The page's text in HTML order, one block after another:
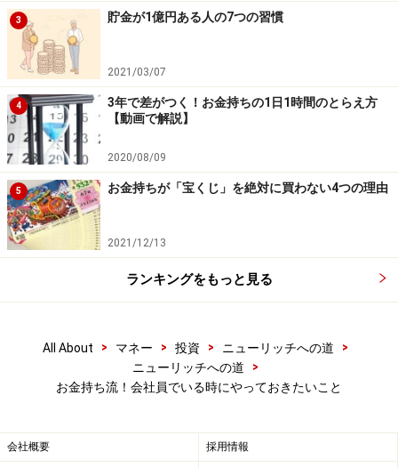
3 貯金が1億円ある人の7つの習慣
2021/03/07
4
3年で差がつく！お金持ちの1日1時間のとらえ方
【動画で解説】
2020/08/09
5 お金持ちが「宝くじ」を絶対に買わない4つの理由
2021/12/13
ランキングをもっと見る
All About > マネー > 投資 > ニューリッチへの道
>
ニューリッチへの道
>
お金持ち流！会社員でいる時にやっておきたいこと
会社概要 採用情報